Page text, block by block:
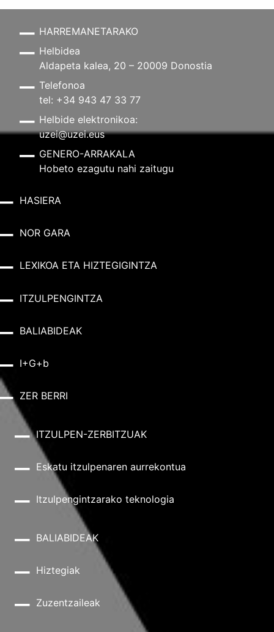
HARREMANETARAKO
Helbidea
Aldapeta kalea, 20 – 20009 Donostia
Telefonoa
tel: +34 943 47 33 77
Helbide elektronikoa:
uzei@uzei.eus
GENERO-ARRAKALA
Hobeto ezagutu nahi zaitugu
HASIERA
NOR GARA
LEXIKOA ETA HIZTEGIGINTZA
ITZULPENGINTZA
BALIABIDEAK
I+G+b
ZER BERRI
ITZULPEN-ZERBITZUAK
Eskatu itzulpenaren aurrekontua
Itzulpengintzarako teknologia
BALIABIDEAK
Hiztegiak
Zuzentzaileak